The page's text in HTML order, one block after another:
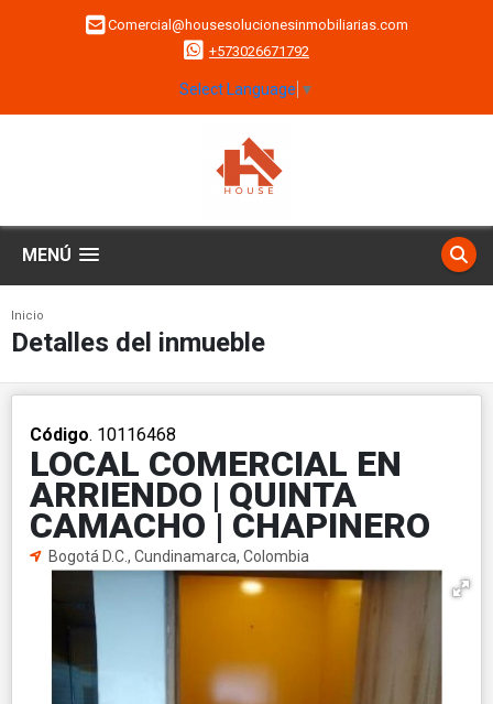
Comercial@housesolucionesinmobiliarias.com
+573026671792
Select Language ▼
MENÚ
Inicio
Detalles del inmueble
Código. 10116468
LOCAL COMERCIAL EN
ARRIENDO | QUINTA
CAMACHO | CHAPINERO
Bogotá D.C., Cundinamarca, Colombia